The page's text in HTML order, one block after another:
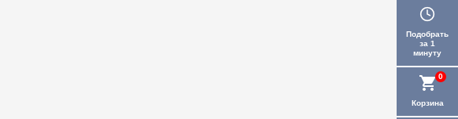
Подобрать
за 1
минуту
Корзина
0